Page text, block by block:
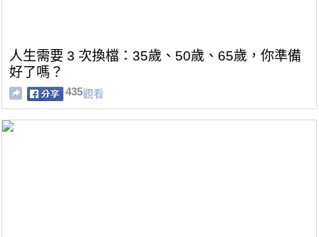
人生需要 3 次換檔：35歲、50歲、65歲，你準備
好了嗎？
435觀看